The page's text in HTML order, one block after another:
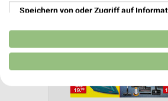
Speichern von oder Zugriff auf
Verwendung reduzierter Daten zur
Erstellung von Profilen für